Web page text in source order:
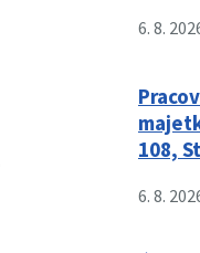
6. 8.
108,
6. 8.